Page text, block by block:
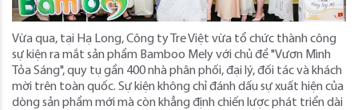
Vừa qua, tại Hạ Long, Công ty Tre Việt vừa tổ chức thành công
sự kiện ra mắt sản phẩm Bamboo Mely với chủ đề "Vươn Mình
Tỏa Sáng", quy tụ gần 400 nhà phân phối, đại lý, đối tác và khách
mời trên toàn quốc. Sự kiện không chỉ đánh dấu sự xuất hiện của
dòng sản phẩm mới mà còn khẳng định chiến lược phát triển dài